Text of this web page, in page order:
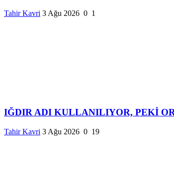
Tahir Kavri 3 Ağu 2026 0 1
IĞDIR ADI KULLANILIYOR, PEKİ
Tahir Kavri 3 Ağu 2026 0 19